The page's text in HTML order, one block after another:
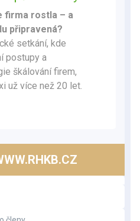
firma rostla – a
připravená?
setkání, kde
postupy a
škálování firem,
už více než 20 let.